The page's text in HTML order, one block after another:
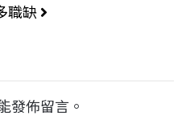
職缺
發佈留言。